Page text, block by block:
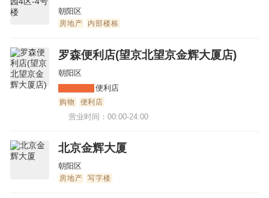
朝阳区
房地产 内部楼栋
罗森便利店(望京北望京金辉大厦店)
朝阳区
便利店
购物 便利店
营业时间：00:00-24:00
北京金辉大厦
朝阳区
房地产 写字楼